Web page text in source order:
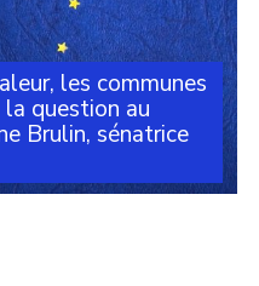
les communes
question au
Brulin, sénatrice
la sénatrice